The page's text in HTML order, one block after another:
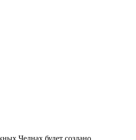
Челнах будет создано